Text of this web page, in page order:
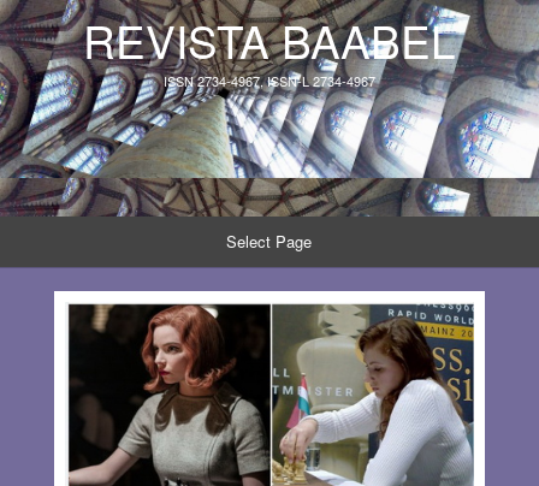
REVISTA BAABEL
ISSN 2734-4967, ISSN-L 2734-4967
Select Page